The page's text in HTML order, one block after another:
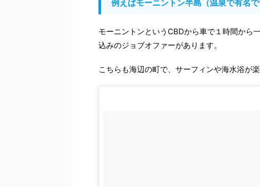
例えばモーニントン半島（温泉で有名で
モーニントンというCBDから車で１時間から
込みのジョブオファーがあります。
こちらも海辺の町で、サーフィンや海水浴が